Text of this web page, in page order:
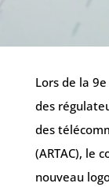
Lors de la
des
des
(ARTAC), le
nouveau